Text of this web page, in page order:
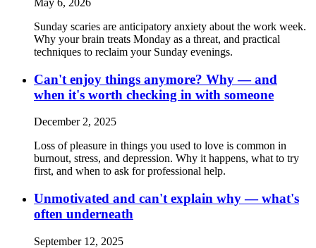
May 6, 2026
Sunday scaries are anticipatory anxiety about the work week.
Why your brain treats Monday as a threat, and practical
techniques to reclaim your Sunday evenings.
Can't enjoy things anymore? Why — and
when it's worth checking in with someone
December 2, 2025
Loss of pleasure in things you used to love is common in
burnout, stress, and depression. Why it happens, what to try
first, and when to ask for professional help.
Unmotivated and can't explain why — what's
often underneath
September 12, 2025